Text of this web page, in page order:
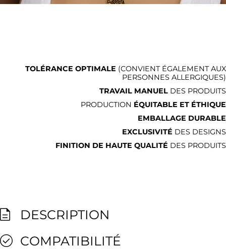
TOLÉRANCE OPTIMALE (CONVIENT ÉGALEMENT AUX
PERSONNES ALLERGIQUES)
TRAVAIL MANUEL DES PRODUITS
PRODUCTION ÉQUITABLE ET ÉTHIQUE
EMBALLAGE DURABLE
EXCLUSIVITÉ DES DESIGNS
FINITION DE HAUTE QUALITÉ DES PRODUITS
DESCRIPTION
COMPATIBILITÉ